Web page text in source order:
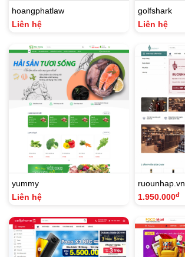
hoangphatlaw
Liên hệ
golfshark
Liên hệ
yummy
Liên hệ
ruounhap.vn
1.950.000đ